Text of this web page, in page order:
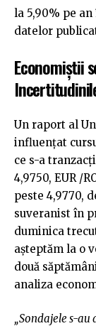
la 5,90% pe
datelor
Economiștii
Un raport al
influențat
ce s-a
4,9750, EUR /
peste 4,9770,
suveranist în
duminica
așteptăm la o
două
analiza
„Sondajele s-au